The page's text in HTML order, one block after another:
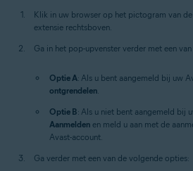
Klik in uw browser op het pictogram van de
extensie rechtsboven.
Ga in het pop-upvenster verder met een
Optie A: Als u bent aangemeld bij uw
ontgrendelen.
Optie B: Als u niet bent aangemeld bij
Aanmelden en meld u aan met de
Avast-account.
Ga verder met een van de volgende opties: